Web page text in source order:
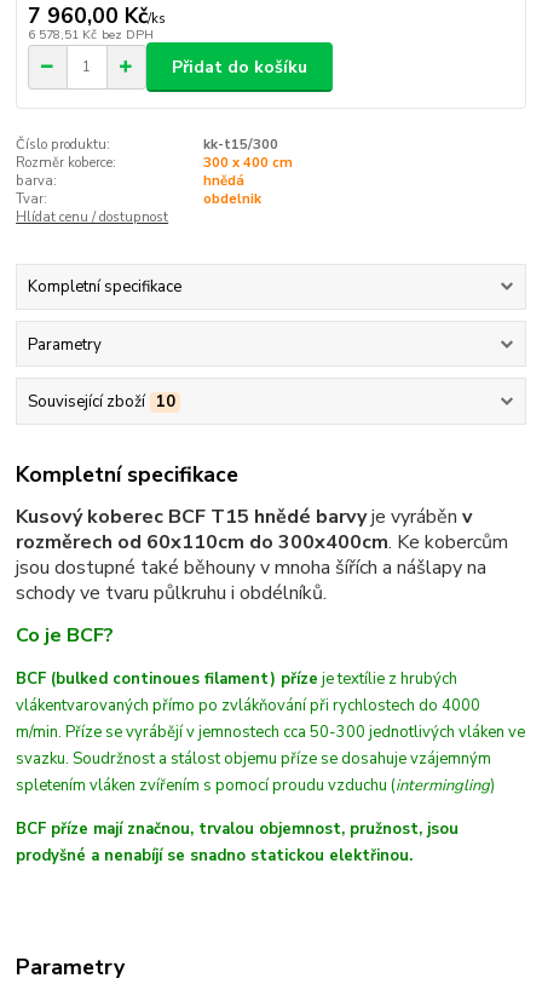
7 960,00 Kč/ks
6 578,51 Kč bez DPH
Přidat do košíku
Číslo produktu:
kk-t15/300
Rozměr koberce:
300 x 400 cm
barva:
hnědá
Tvar:
obdelnik
Hlídat cenu / dostupnost
Kompletní specifikace
Parametry
Související zboží 10
Kompletní specifikace
Kusový koberec BCF T15 hnědé barvyje vyráběnv
rozměrech od 60x110cm do 300x400cm. Ke kobercům
jsou dostupné také běhouny v mnoha šířích a nášlapy na
schody ve tvaru půlkruhu i obdélníků.
Co je BCF?
BCF (bulked continoues filament) příze je textílie z hrubých
vlákentvarovanýchpřímo po zvlákňování při rychlostech do 4000
m/min. Příze se vyrábějí v jemnostech cca 50-300 jednotlivých vláken ve
svazku. Soudržnost a stálost objemu příze se dosahuje vzájemným
spletením vláken zvířením s pomocí proudu vzduchu (intermingling)
BCF příze mají značnou, trvalou objemnost, pružnost, jsou
prodyšné a nenabíjí se snadno statickou elektřinou.
Parametry